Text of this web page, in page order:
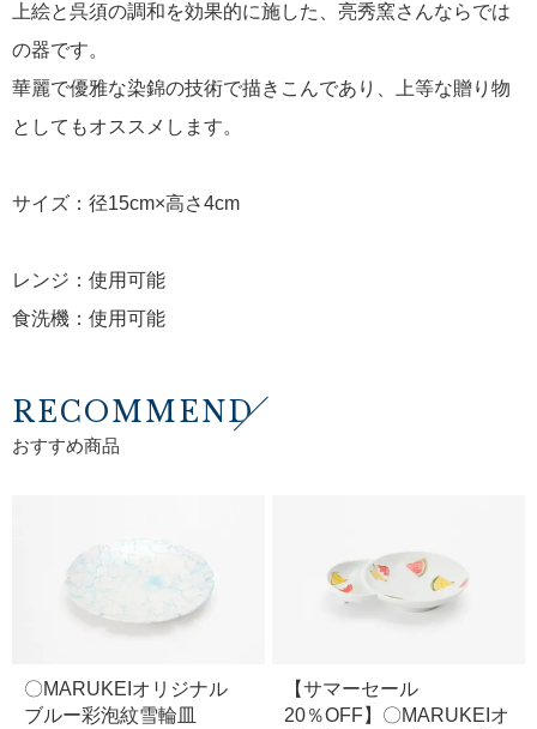
上絵と呉須の調和を効果的に施した、亮秀窯さんならでは
の器です。
華麗で優雅な染錦の技術で描きこんであり、上等な贈り物
としてもオススメします。
サイズ：径15cm×高さ4cm
レンジ：使用可能
食洗機：使用可能
RECOMMEND
おすすめ商品
〇MARUKEIオリジナル
ブルー彩泡紋雪輪皿
【サマーセール
20％OFF】〇MARUKEIオ